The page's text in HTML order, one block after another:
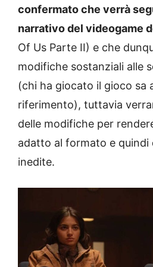
confermato che verrà
narrativo del videogame
Of Us Parte II) e che
modifiche sostanziali alle
(chi ha giocato il gioco sa
riferimento), tuttavia
delle modifiche per
adatto al formato e quindi
inedite.